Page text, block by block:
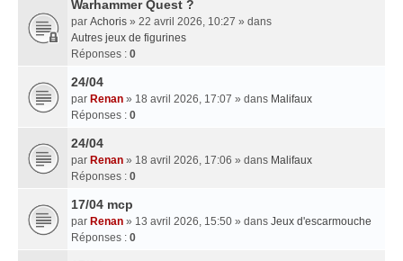
Warhammer Quest ?
par Achoris » 22 avril 2026, 10:27 » dans
Autres jeux de figurines
Réponses : 0
24/04
par Renan » 18 avril 2026, 17:07 » dans Malifaux
Réponses : 0
24/04
par Renan » 18 avril 2026, 17:06 » dans Malifaux
Réponses : 0
17/04 mcp
par Renan » 13 avril 2026, 15:50 » dans Jeux d'escarmouche
Réponses : 0